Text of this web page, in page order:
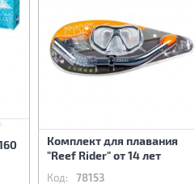
Комплект для плавания
"Reef Rider" от 14 лет
Код: 78153